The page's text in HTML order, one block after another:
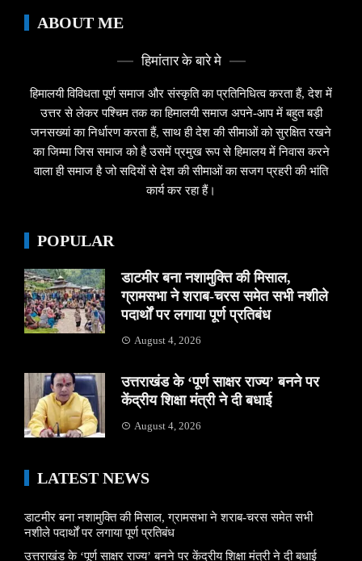
ABOUT ME
हिमांतार के बारे मे
हिमालयी विविधता पूर्ण समाज और संस्कृति का प्रतिनिधित्व करता हैं, देश में
उत्तर से लेकर पश्चिम तक का हिमालयी समाज अपने-आप में बहुत बड़ी
जनसख्यां का निर्धारण करता हैं, साथ ही देश की सीमाओं को सुरक्षित रखने
का जिम्मा जिस समाज को है उसमें प्रमुख रूप से हिमालय में निवास करने
वाला ही समाज है जो सदियों से देश की सीमाओं का सजग प्रहरी की भांति
कार्य कर रहा हैं।
POPULAR
डाटमीर बना नशामुक्ति की मिसाल,
ग्रामसभा ने शराब-चरस समेत सभी नशीले
पदार्थों पर लगाया पूर्ण प्रतिबंध
August 4, 2026
उत्तराखंड के ‘पूर्ण साक्षर राज्य’ बनने पर
केंद्रीय शिक्षा मंत्री ने दी बधाई
August 4, 2026
LATEST NEWS
डाटमीर बना नशामुक्ति की मिसाल, ग्रामसभा ने शराब-चरस समेत सभी
नशीले पदार्थों पर लगाया पूर्ण प्रतिबंध
उत्तराखंड के ‘पूर्ण साक्षर राज्य’ बनने पर केंद्रीय शिक्षा मंत्री ने दी बधाई